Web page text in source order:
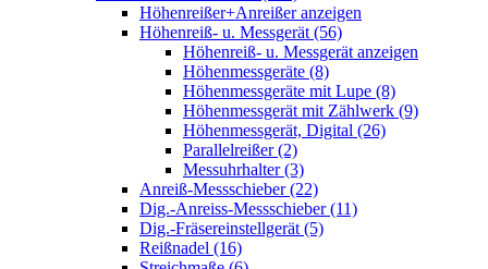
Höhenreißer+Anreißer anzeigen
Höhenreiß- u. Messgerät (56)
Höhenreiß- u. Messgerät anzeigen
Höhenmessgeräte (8)
Höhenmessgeräte mit Lupe (8)
Höhenmessgerät mit Zählwerk (9)
Höhenmessgerät, Digital (26)
Parallelreißer (2)
Messuhrhalter (3)
Anreiß-Messschieber (22)
Dig.-Anreiss-Messschieber (11)
Dig.-Fräsereinstellgerät (5)
Reißnadel (16)